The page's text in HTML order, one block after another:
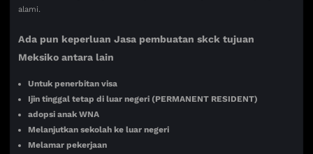
alami.
Ada pun keperluan Jasa pembuatan skck tujuan
Meksiko antara lain
Untuk penerbitan visa
Ijin tinggal tetap di luar negeri (PERMANENT RESIDENT)
adopsi anak WNA
Melanjutkan sekolah ke luar negeri
Melamar pekerjaan